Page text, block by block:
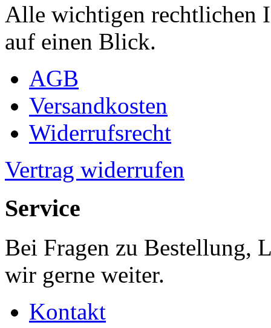
Alle wichtigen rechtlichen
auf einen Blick.
AGB
Versandkosten
Widerrufsrecht
Vertrag widerrufen
Service
Bei Fragen zu Bestellung,
wir gerne weiter.
Kontakt